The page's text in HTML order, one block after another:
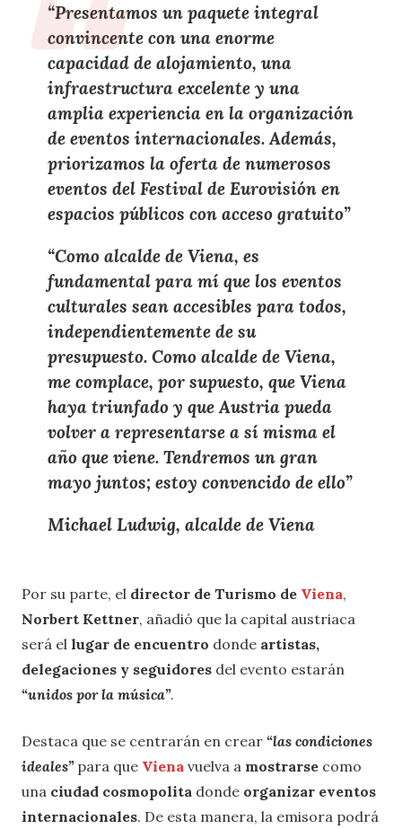
“Presentamos un paquete integral
convincentecon una enorme
capacidad de alojamiento, una
infraestructura excelentey una
amplia experiencia en la organización
de eventos internacionales. Además,
priorizamos la oferta de numerosos
eventos del Festival de Eurovisiónen
espacios públicos con acceso gratuito”
“Como alcalde de Viena, es
fundamental para mí que los eventos
culturales sean accesibles para todos,
independientemente de su
presupuesto. Como alcalde de Viena,
me complace, por supuesto, que Viena
haya triunfadoy queAustriapueda
volver a representarse a sí misma el
año que viene. Tendremos un gran
mayo juntos; estoy convencido de ello”
Michael Ludwig, alcalde de Viena
Por su parte, el director de Turismo de Viena,
Norbert Kettner, añadió que la capital austriaca
será el lugar de encuentro donde artistas,
delegaciones y seguidores del evento estarán
“unidos por la música”.
Destaca que se centrarán en crear “las condiciones
ideales”para que Viena vuelva a mostrarse como
una ciudad cosmopolita donde organizar eventos
internacionales. De esta manera, la emisora podrá